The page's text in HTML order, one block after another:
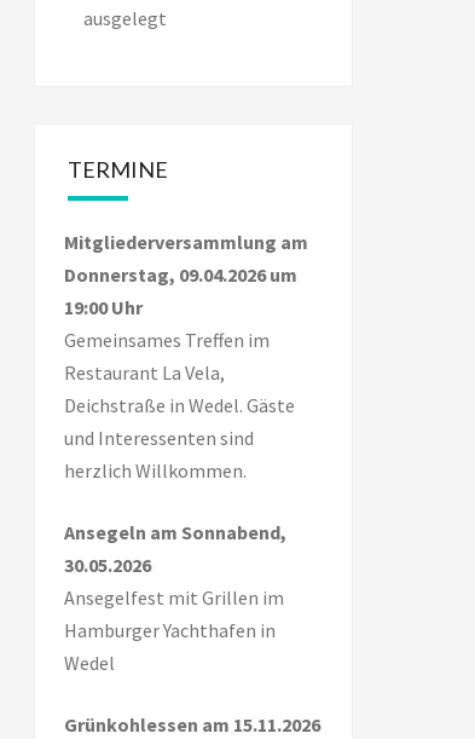
ausgelegt
TERMINE
Mitgliederversammlung am
Donnerstag, 09.04.2026 um
19:00 Uhr
Gemeinsames Treffen im
Restaurant La Vela,
Deichstraße in Wedel. Gäste
und Interessenten sind
herzlich Willkommen.
Ansegeln am Sonnabend,
30.05.2026
Ansegelfest mit Grillen im
Hamburger Yachthafen in
Wedel
Grünkohlessen am 15.11.2026